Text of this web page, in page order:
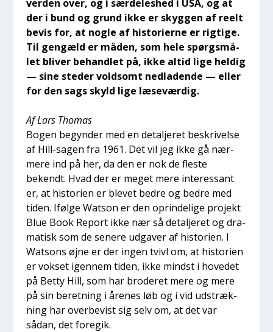
ver­den over, og i sær­de­les­hed i USA, og at
der i bund og grund ikke er skyg­gen af reelt
bevis for, at nog­le af histo­ri­er­ne er rig­ti­ge.
Til gen­gæld er måden, som hele spørgs­må­
let bli­ver behand­let på, ikke altid lige hel­dig
— sine ste­der vold­somt ned­la­den­de — eller
for den sags skyld lige læse­vær­dig.
Af Lars Tho­mas
Bogen begyn­der med en detal­je­ret beskri­vel­se
af Hill-sagen fra 1961. Det vil jeg ikke gå nær­
me­re ind på her, da den er nok de fle­ste
bekendt. Hvad der er meget mere inter­es­sant
er, at histo­ri­en er ble­vet bed­re og bed­re med
tiden. Iføl­ge Wat­son er den oprin­de­li­ge pro­jekt
Blue Book Report ikke nær så detal­je­ret og dra­
ma­tisk som de sene­re udga­ver af histo­ri­en. I
Wat­sons øjne er der ingen tvivl om, at histo­ri­en
er vok­set igen­nem tiden, ikke mindst i hove­d­et
på Bet­ty Hill, som har bro­de­ret mere og mere
på sin beret­ning i åre­nes løb og i vid udstræk­
ning har over­be­vist sig selv om, at det var
sådan, det fore­gik.